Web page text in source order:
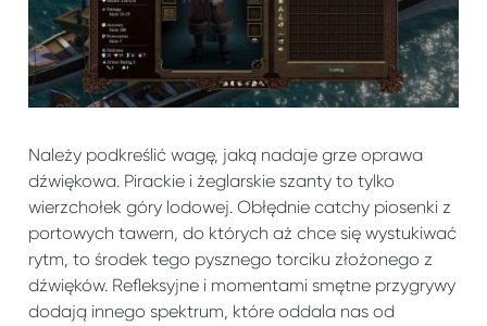
Należy podkreślić wagę, jaką nadaje grze oprawa
dźwiękowa. Pirackie i żeglarskie szanty to tylko
wierzchołek góry lodowej. Obłędnie catchy piosenki z
portowych tawern, do których aż chce się wystukiwać
rytm, to środek tego pysznego torciku złożonego z
dźwięków. Refleksyjne i momentami smętne przygrywy
dodają innego spektrum, które oddala nas od